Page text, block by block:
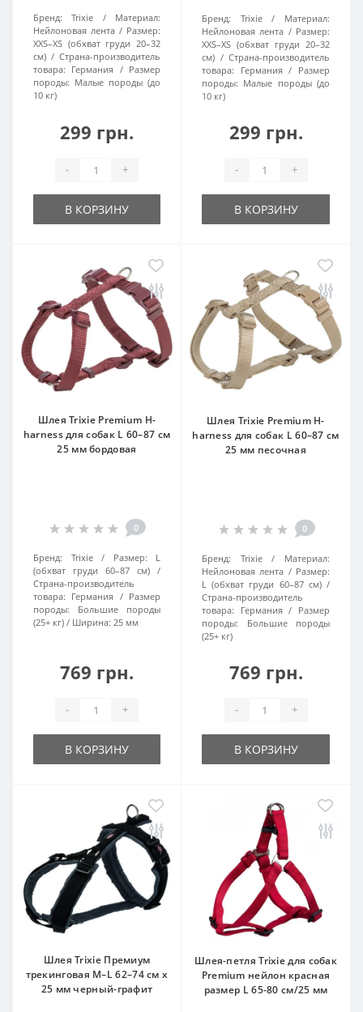
Бренд: Trixie
Материал:
Нейлоновая лента
Размер:
XXS–XS (обхват груди 20–32
см)
Страна-производитель
товара: Германия
Размер
породы: Малые породы (до
10 кг)
299 грн.
- +
В КОРЗИНУ
Бренд: Trixie
Материал:
Нейлоновая лента
Размер:
XXS–XS (обхват груди 20–32
см)
Страна-производитель
товара:
Германия
Размер
породы: Малые породы (до
10 кг)
299 грн.
- +
В КОРЗИНУ
Шлея Trixie Premium H-
harness для собак L 60–87 см
25 мм бордовая
0
Бренд: Trixie Размер:
L
(обхват груди 60–87 см)
Страна-производитель
товара: Германия
Размер
породы:
Большие породы
(25+ кг)
Ширина: 25 мм
769 грн.
- +
В КОРЗИНУ
Шлея Trixie Premium H-
harness для собак L 60–87 см
25 мм песочная
0
Бренд: Trixie
Материал:
Нейлоновая лента
Размер:
L (обхват груди 60–87 см)
Страна-производитель
товара:
Германия
Размер
породы:
Большие породы
(25+ кг)
769 грн.
- +
В КОРЗИНУ
Шлея Trixie Премиум
трекинговая M–L 62–74 см х
25 мм черный-графит
Шлея-петля Trixie для собак
Premium нейлон красная
размер L 65-80 см/25 мм